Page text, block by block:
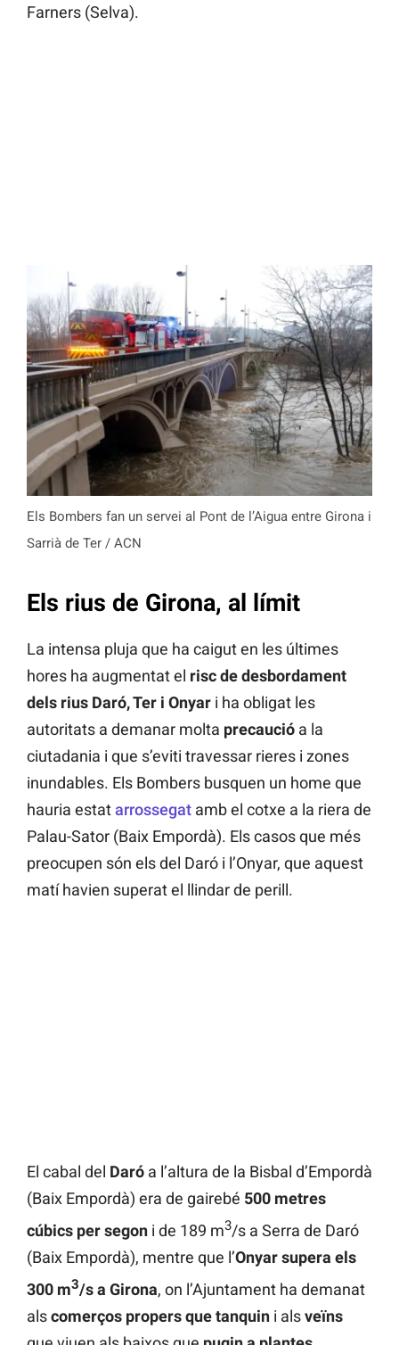
Farners (Selva).
Els Bombers fan un servei al Pont de l’Aigua entre Girona i
Sarrià de Ter / ACN
Els rius de Girona, al límit
La intensa pluja que ha caigut en les últimes
hores ha augmentat el risc de desbordament
dels rius Daró, Ter i Onyar i ha obligat les
autoritats a demanar molta precaució a la
ciutadania i que s’eviti travessar rieres i zones
inundables. Els Bombers busquen un home que
hauria estatarrossegat amb el cotxe a la riera de
Palau-Sator (Baix Empordà). Els casos que més
preocupen són els del Daró i l’Onyar, que aquest
matí havien superat el llindar de perill.
El cabal del Daró a l’altura de la Bisbal d’Empordà
(Baix Empordà) era de gairebé 500 metres
cúbics per segon i de 189 m3/s a Serra de Daró
(Baix Empordà), mentre que l’Onyar supera els
300 m3/s a Girona, on l’Ajuntament ha demanat
alscomerços propers que tanquin i alsveïns